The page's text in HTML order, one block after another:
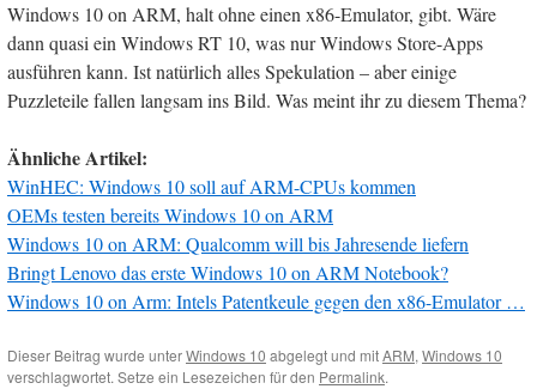
Windows 10 on ARM, halt ohne einen x86-Emulator, gibt. Wäre
dann quasi ein Windows RT 10, was nur Windows Store-Apps
ausführen kann. Ist natürlich alles Spekulation – aber einige
Puzzleteile fallen langsam ins Bild. Was meint ihr zu diesem Thema?
Ähnliche Artikel:
WinHEC: Windows 10 soll auf ARM-CPUs kommen
OEMs testen bereits Windows 10 on ARM
Windows 10 on ARM: Qualcomm will bis Jahresende liefern
Bringt Lenovo das erste Windows 10 on ARM Notebook?
Windows 10 on Arm: Intels Patentkeule gegen den x86-Emulator …
Dieser Beitrag wurde unterWindows 10 abgelegt und mitARM, Windows 10
verschlagwortet. Setze ein Lesezeichen für den Permalink.